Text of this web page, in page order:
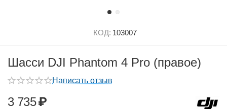
КОД: 103007
Шасси DJI Phantom 4 Pro (правое)
Написать отзыв
3 735₽